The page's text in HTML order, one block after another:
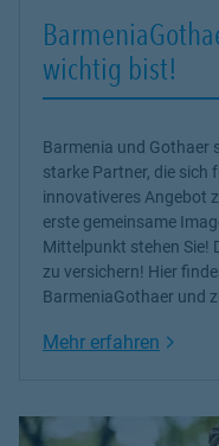
wichtig bist!
Barmenia und Gothaer
starke Partner, die sich
innovativeres Angebot
erste gemeinsame
Mittelpunkt stehen Sie!
zu versichern! Hier
BarmeniaGothaer und
Mehr erfahren Link